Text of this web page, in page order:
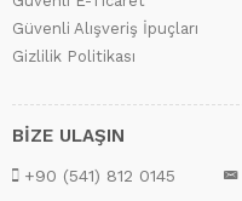
Güvenli Alışveriş İpuçları
Gizlilik Politikası
BİZE ULAŞIN
+90 (541) 812 0145